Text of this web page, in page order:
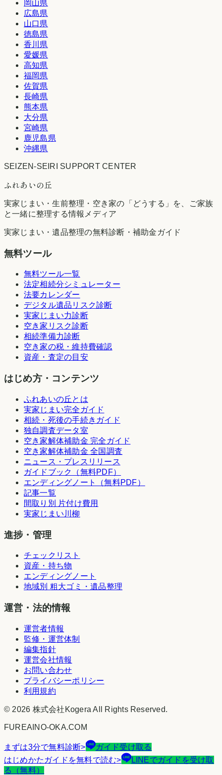
岡山県
広島県
山口県
徳島県
香川県
愛媛県
高知県
福岡県
佐賀県
長崎県
熊本県
大分県
宮崎県
鹿児島県
沖縄県
SEIZEN-SEIRI SUPPORT CENTER
ふれあいの丘
実家じまい・生前整理・空き家の「どうする」を、ご家族
と一緒に整理する情報メディア
実家じまい・遺品整理の無料診断・補助金ガイド
無料ツール
無料ツール一覧
法定相続分シミュレーター
法要カレンダー
デジタル遺品リスク診断
実家じまい力診断
空き家リスク診断
相続準備力診断
空き家の税・維持費確認
資産・査定の目安
はじめ方・コンテンツ
ふれあいの丘とは
実家じまい完全ガイド
相続・死後の手続きガイド
独自調査データ室
空き家解体補助金 完全ガイド
空き家解体補助金 全国調査
ニュース・プレスリリース
ガイドブック（無料PDF）
エンディングノート（無料PDF）
記事一覧
間取り別 片付け費用
実家じまい川柳
進捗・管理
チェックリスト
資産・持ち物
エンディングノート
地域別 粗大ゴミ・遺品整理
運営・法的情報
運営者情報
監修・運営体制
編集指針
運営会社情報
お問い合わせ
プライバシーポリシー
利用規約
© 2026 株式会社Kogera All Rights Reserved.
FUREAINO-OKA.COM
まずは3分で無料診断>
ガイド受け取る
はじめかたガイドを無料で読む>
LINEでガイドを受け取
る（無料）